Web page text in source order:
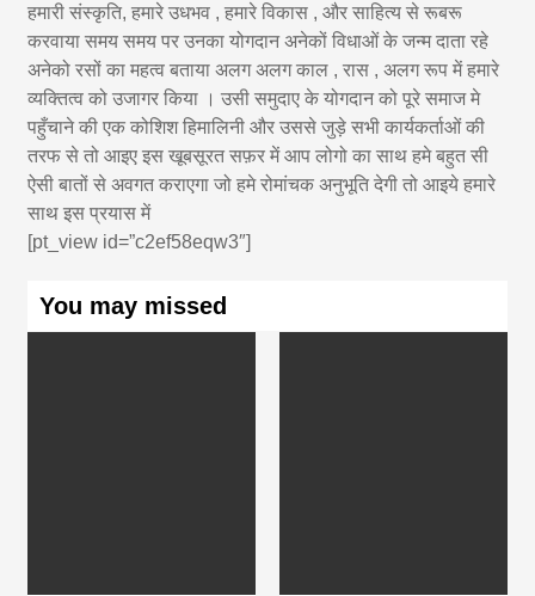
हमारी संस्कृति, हमारे उधभव , हमारे विकास , और साहित्य से रूबरू
करवाया समय समय पर उनका योगदान अनेकों विधाओं के जन्म दाता रहे
अनेको रसों का महत्व बताया अलग अलग काल , रास , अलग रूप में हमारे
व्यक्तित्व को उजागर किया । उसी समुदाए के योगदान को पूरे समाज मे
पहुँचाने की एक कोशिश हिमालिनी और उससे जुड़े सभी कार्यकर्ताओं की
तरफ से तो आइए इस खूबसूरत सफ़र में आप लोगो का साथ हमे बहुत सी
ऐसी बातों से अवगत कराएगा जो हमे रोमांचक अनुभूति देगी तो आइये हमारे
साथ इस प्रयास में
[pt_view id=”c2ef58eqw3″]
You may missed